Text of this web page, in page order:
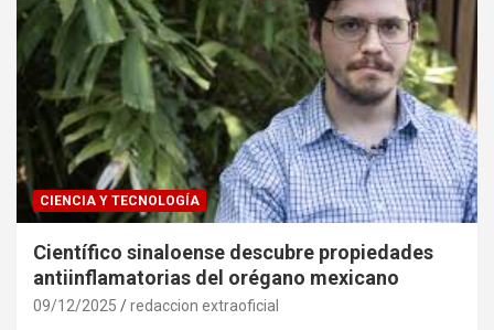
CIENCIA Y TECNOLOGÍA
Científico sinaloense descubre propiedades
antiinflamatorias del orégano mexicano
09/12/2025 redaccion extraoficial